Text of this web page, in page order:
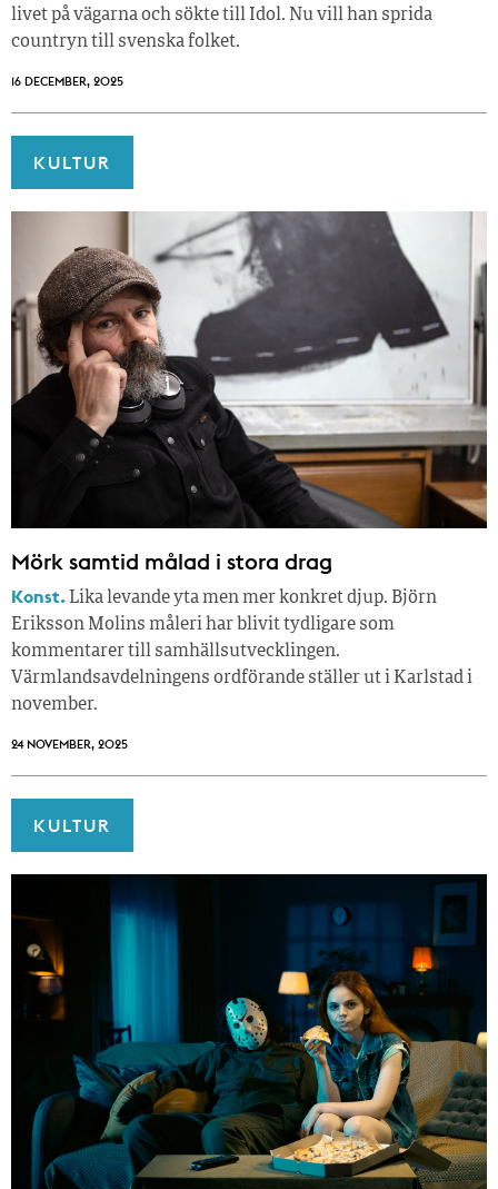
livet på vägarna och sökte till Idol. Nu vill han sprida
countryn till svenska folket.
16 DECEMBER, 2025
KULTUR
Mörk samtid målad i stora drag
Konst. Lika levande yta men mer konkret djup. Björn
Eriksson Molins måleri har blivit tydligare som
kommentarer till samhällsutvecklingen.
Värmlandsavdelningens ordförande ställer ut i Karlstad i
november.
24 NOVEMBER, 2025
KULTUR